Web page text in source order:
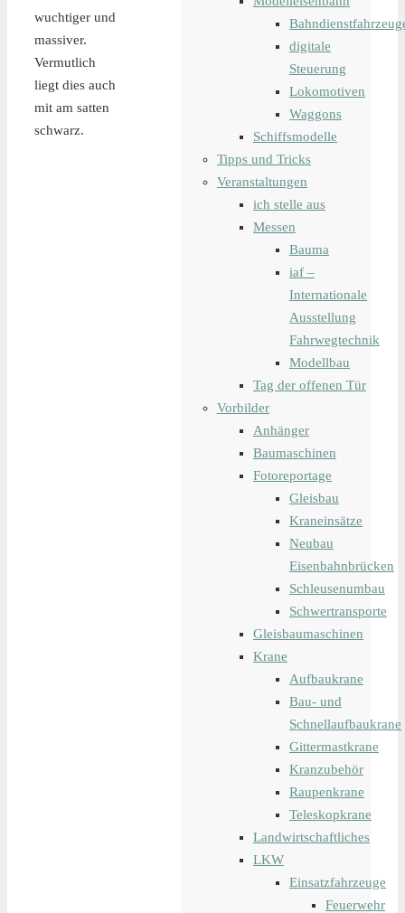
wuchtiger und
massiver.
Vermutlich
liegt dies auch
mit am satten
schwarz.
digitale
Steuerung
Lokomotiven
Waggons
Schiffsmodelle
Tipps und Tricks
Veranstaltungen
ich stelle aus
Messen
Bauma
iaf –
Internationale
Ausstellung
Fahrwegtechnik
Modellbau
Tag der offenen Tür
Vorbilder
Anhänger
Baumaschinen
Fotoreportage
Gleisbau
Kraneinsätze
Neubau
Eisenbahnbrücken
Schleusenumbau
Schwertransporte
Gleisbaumaschinen
Krane
Aufbaukrane
Bau- und
Schnellaufbaukrane
Gittermastkrane
Kranzubehör
Raupenkrane
Teleskopkrane
Landwirtschaftliches
LKW
Einsatzfahrzeuge
Feuerwehr